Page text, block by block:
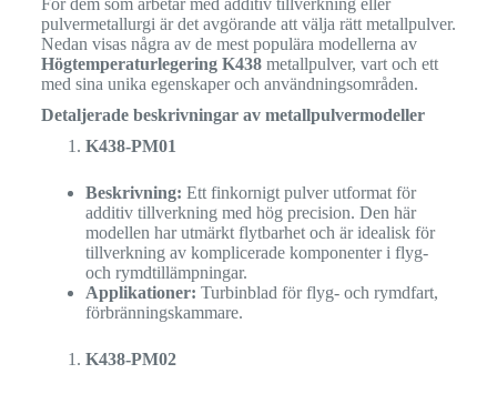
För dem som arbetar med additiv tillverkning eller
pulvermetallurgi är det avgörande att välja rätt metallpulver.
Nedan visas några av de mest populära modellerna av
Högtemperaturlegering K438metallpulver, vart och ett
med sina unika egenskaper och användningsområden.
Detaljerade beskrivningar av metallpulvermodeller
K438-PM01
Beskrivning: Ett finkornigt pulver utformat för
additiv tillverkning med hög precision. Den här
modellen har utmärkt flytbarhet och är idealisk för
tillverkning av komplicerade komponenter i flyg-
och rymdtillämpningar.
Applikationer: Turbinblad för flyg- och rymdfart,
förbränningskammare.
K438-PM02